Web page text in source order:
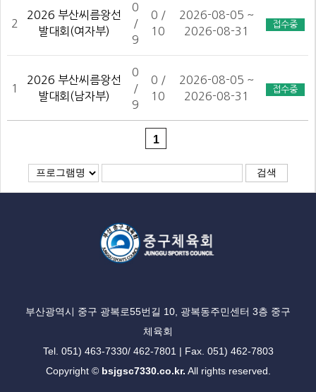
2
2026 부산씨름왕선
발대회(여자부)
0
/
9
0 /
10
2026-08-05 ~
2026-08-31
접수중
1
2026 부산씨름왕선
발대회(남자부)
0
/
9
0 /
10
2026-08-05 ~
2026-08-31
접수중
1
부산광역시 중구 광복로55번길 10, 광복동주민센터 3층 중구
체육회
Tel. 051) 463-7330/ 462-7801 | Fax. 051) 462-7803
Copyright © bsjgsc7330.co.kr. All rights reserved.